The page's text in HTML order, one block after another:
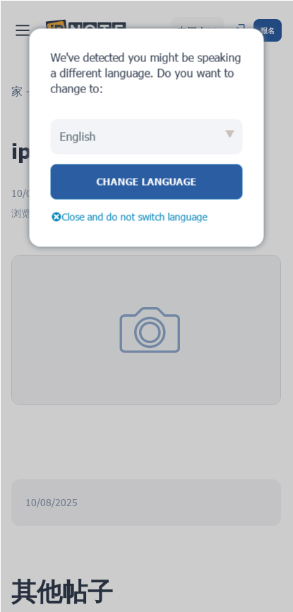
中国人 报名
家 博客 ipnote.pro：新请求
ipnote.pro：新请求
10/08/2025
浏览次数：1314
10/08/2025
其他帖子
We've detected you might be speaking
a different language. Do you want to
change to:
English
CHANGE LANGUAGE
Close and do not switch language